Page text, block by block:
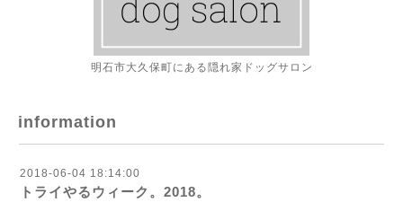
明石市大久保町にある隠れ家ドッグサロン
information
2018-06-04 18:14:00
トライやるウィーク。2018。